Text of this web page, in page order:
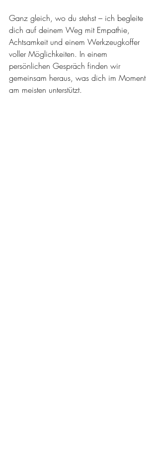
Ganz gleich, wo du stehst – ich begleite
dich auf deinem Weg mit Empathie,
Achtsamkeit und einem Werkzeugkoffer
voller Möglichkeiten. In einem
persönlichen Gespräch finden wir
gemeinsam heraus, was dich im Moment
am meisten unterstützt.